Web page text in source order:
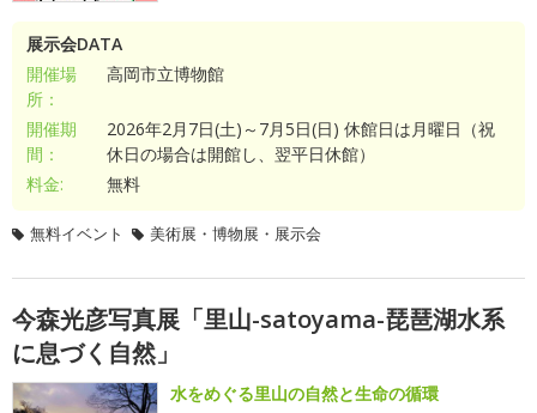
展示会DATA
開催場
所：
高岡市立博物館
開催期
間：
2026年2月7日(土)～7月5日(日) 休館日は月曜日（祝
休日の場合は開館し、翌平日休館）
料金:
無料
無料イベント 美術展・博物展・展示会
今森光彦写真展「里山-satoyama-琵琶湖水系
に息づく自然」
水をめぐる里山の自然と生命の循環